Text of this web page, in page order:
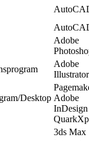
Adobe
Adobe
Illustrator
Desktop Adobe
InDesign
3ds Max